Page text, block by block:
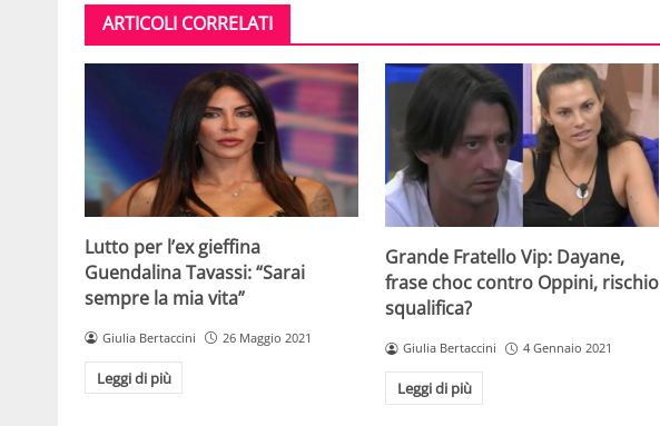
ARTICOLI CORRELATI
Lutto per l’ex gieffina
Guendalina Tavassi: “Sarai
sempre la mia vita”
Giulia Bertaccini 26 Maggio 2021
Leggi di più
Grande Fratello Vip: Dayane,
frase choc contro Oppini, rischio
squalifica?
Giulia Bertaccini 4 Gennaio 2021
Leggi di più